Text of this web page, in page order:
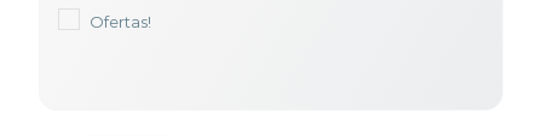
Ofertas!